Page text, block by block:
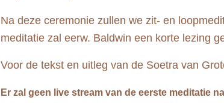
Na deze ceremonie zullen we zit- en
meditatie zal eerw. Baldwin een korte lezing
Voor de tekst en uitleg van de Soetra van
Er zal geen live stream van de eerste meditatie